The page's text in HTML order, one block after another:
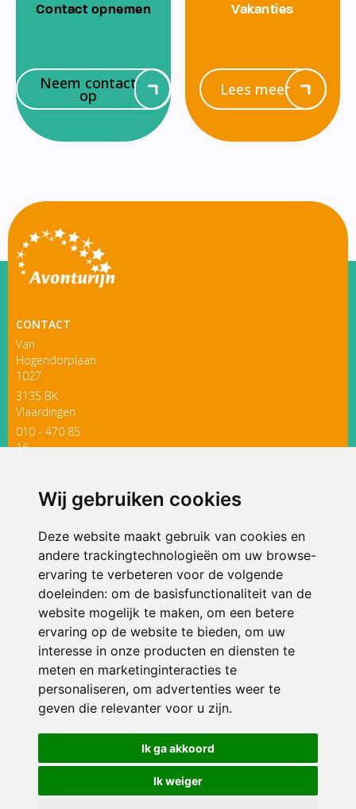
Wij gebruiken cookies
Deze website maakt gebruik van cookies en
andere trackingtechnologieën om uw browse-
ervaring te verbeteren voor de volgende
doeleinden: om de basisfunctionaliteit van de
website mogelijk te maken, om een betere
ervaring op de website te bieden, om uw
interesse in onze producten en diensten te
meten en marketinginteracties te
personaliseren, om advertenties weer te
geven die relevanter voor u zijn.
Ik ga akkoord
Ik weiger
Contact opnemen
Neem contact
op
Vakanties
Lees meer
CONTACT
Van
Hogendorplaan
1027
3135 BK
Vlaardingen
010 - 470 85
16
ONDERDEEL VAN
© 2026 Avonturijn | Alle rechten voorbehouden
Privacy policy|Disclaimer| Klachtenregeling|RSIN en Anbi
voorkeuren
Crealisatie The MindOffice